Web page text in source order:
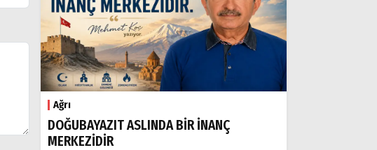
Ağrı
DOĞUBAYAZIT ASLINDA BİR İNANÇ
MERKEZİDİR